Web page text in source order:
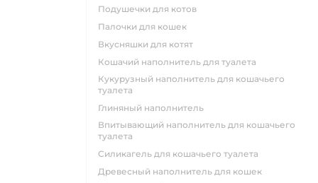
подушечки для котов
палочки для кошек
вкусняшки для котят
кошачий наполнитель для туалета
кукурузный наполнитель для кошачьего
туалета
глиняный наполнитель
впитывающий наполнитель для кошачьего
туалета
силикагель для кошачьего туалета
древесный наполнитель для кошек